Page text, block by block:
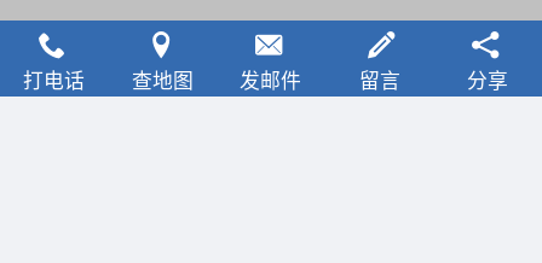
犀牛云提供云计算服务
打电话 查地图 发邮件 留言 分享